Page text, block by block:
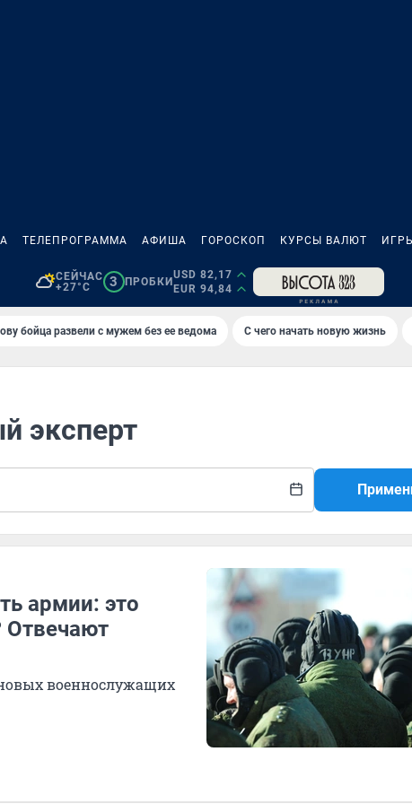
ТЕЛЕПРОГРАММА АФИША ГОРОСКОП КУРСЫ ВАЛЮТ
СЕЙЧАС
+27°C
3 ПРОБКИ
USD 82,17
EUR 94,84
бойца развели с мужем без ее ведома С чего начать новую жизнь
эксперт
армии: это
Отвечают
новых военнослужащих